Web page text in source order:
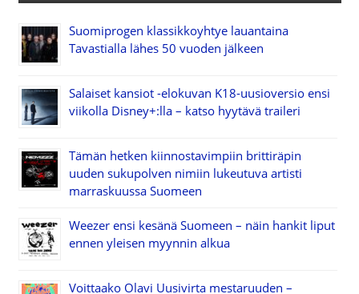
Suomiprogen klassikkoyhtye lauantaina
Tavastialla lähes 50 vuoden jälkeen
Salaiset kansiot -elokuvan K18-uusioversio ensi
viikolla Disney+:lla – katso hyytävä traileri
Tämän hetken kiinnostavimpiin brittiräpin
uuden sukupolven nimiin lukeutuva artisti
marraskuussa Suomeen
Weezer ensi kesänä Suomeen – näin hankit liput
ennen yleisen myynnin alkua
Voittaako Olavi Uusivirta mestaruuden –